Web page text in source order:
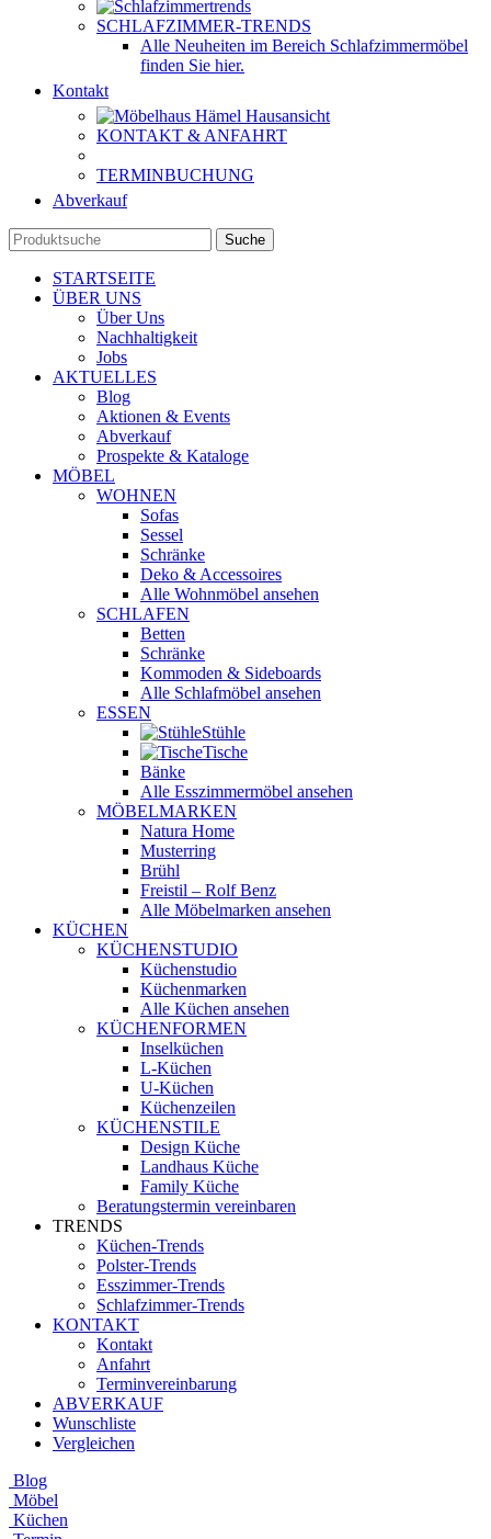
SCHLAFZIMMER-TRENDS
Alle Neuheiten im Bereich Schlafzimmermöbel
finden Sie hier.
Kontakt
KONTAKT & ANFAHRT
TERMINBUCHUNG
Abverkauf
Suche
STARTSEITE
ÜBER UNS
Über Uns
Nachhaltigkeit
Jobs
AKTUELLES
Blog
Aktionen & Events
Abverkauf
Prospekte & Kataloge
MÖBEL
WOHNEN
Sofas
Sessel
Schränke
Deko & Accessoires
Alle Wohnmöbel ansehen
SCHLAFEN
Betten
Schränke
Kommoden & Sideboards
Alle Schlafmöbel ansehen
ESSEN
Stühle
Tische
Bänke
Alle Esszimmermöbel ansehen
MÖBELMARKEN
Natura Home
Musterring
Brühl
Freistil – Rolf Benz
Alle Möbelmarken ansehen
KÜCHEN
KÜCHENSTUDIO
Küchenstudio
Küchenmarken
Alle Küchen ansehen
KÜCHENFORMEN
Inselküchen
L-Küchen
U-Küchen
Küchenzeilen
KÜCHENSTILE
Design Küche
Landhaus Küche
Family Küche
Beratungstermin vereinbaren
TRENDS
Küchen-Trends
Polster-Trends
Esszimmer-Trends
Schlafzimmer-Trends
KONTAKT
Kontakt
Anfahrt
Terminvereinbarung
ABVERKAUF
Wunschliste
Vergleichen
Blog
Möbel
Küchen